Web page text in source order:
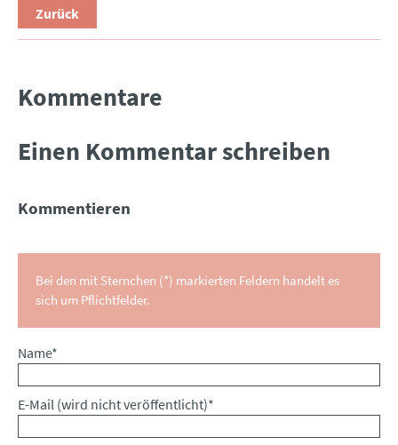
Zurück
Kommentare
Einen Kommentar schreiben
Kommentieren
Bei den mit Sternchen (*) markierten Feldern handelt es
sich um Pflichtfelder.
Pflichtfeld
Name*
Pflichtfeld
E-Mail (wird nicht veröffentlicht)*